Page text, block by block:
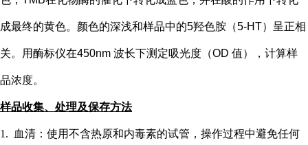
成最终的黄色。颜色的深浅和样品中的5羟色胺（5-HT） 呈正相
关。用酶标仪在450nm 波长下测定吸光度（OD 值），计算样
品浓度。
样品收集、处理及保存方法
1. 血清：使用不含热原和内毒素的试管，操作过程中避免任何